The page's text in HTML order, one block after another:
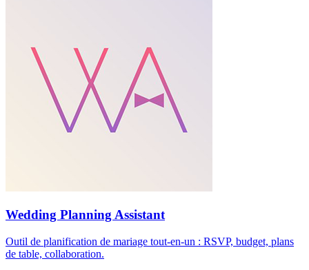
Wedding Planning Assistant
Outil de planification de mariage tout-en-un : RSVP, budget, plans
de table, collaboration.